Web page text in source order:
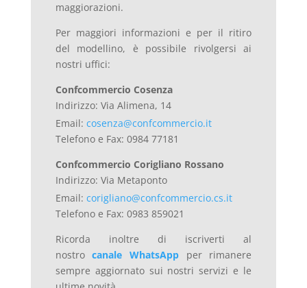
maggiorazioni.
Per maggiori informazioni e per il ritiro
del modellino, è possibile rivolgersi ai
nostri uffici:
Confcommercio Cosenza
Indirizzo: Via Alimena, 14
Email: cosenza@confcommercio.it
Telefono e Fax: 0984 77181
Confcommercio Corigliano Rossano
Indirizzo: Via Metaponto
Email: corigliano@confcommercio.cs.it
Telefono e Fax: 0983 859021
Ricorda inoltre di iscriverti al
nostrocanale WhatsApp
per rimanere
sempre aggiornato sui nostri servizi e le